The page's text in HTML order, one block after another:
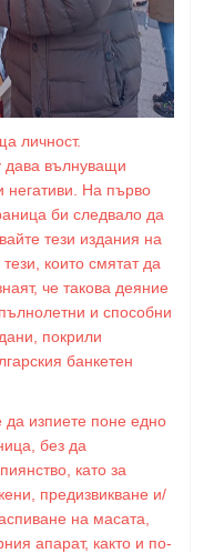
личност.
дава вълнуващи
негативи. На първо
би следвало да
тези издания на
които смятат да
че такова деяние
и способни
покрили
банкетен
изпиете поне едно
без да
като за
предизвикване и/
на масата,
апарат, както и по-